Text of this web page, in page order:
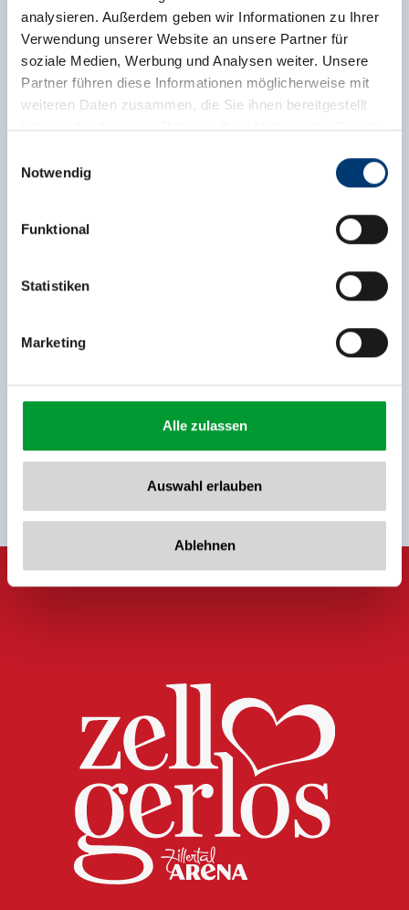
analysieren. Außerdem geben wir Informationen zu Ihrer
Verwendung unserer Website an unsere Partner für
soziale Medien, Werbung und Analysen weiter. Unsere
Partner führen diese Informationen möglicherweise mit
weiteren Daten zusammen, die Sie ihnen bereitgestellt
haben oder die sie im Rahmen Ihrer Nutzung der Dienste
Rohr 23// A-6280 Zell am Ziller
www.zillertalarena.com
Notwendig
Funktional
Statistiken
Marketing
Alle zulassen
Auswahl erlauben
Ablehnen
Sign up for the newsletter now!